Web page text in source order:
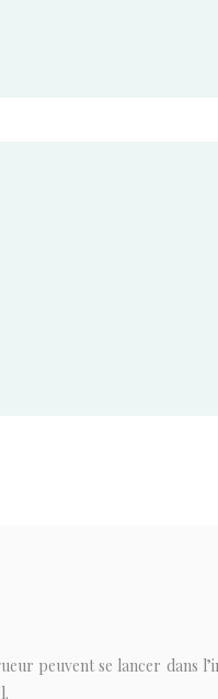
peuvent se lancer